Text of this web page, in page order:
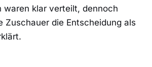
waren klar verteilt, dennoch
Zuschauer die Entscheidung als